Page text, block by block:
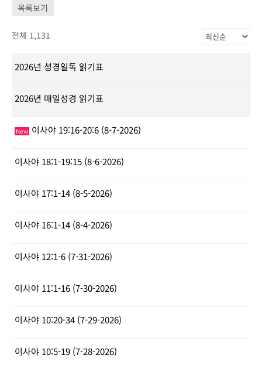
목록보기
전체 1,131
2026년 성경일독 읽기표
2026년 매일성경 읽기표
New 이사야 19:16-20:6 (8-7-2026)
이사야 18:1-19:15 (8-6-2026)
이사야 17:1-14 (8-5-2026)
이사야 16:1-14 (8-4-2026)
이사야 12:1-6 (7-31-2026)
이사야 11:1-16 (7-30-2026)
이사야 10:20-34 (7-29-2026)
이사야 10:5-19 (7-28-2026)